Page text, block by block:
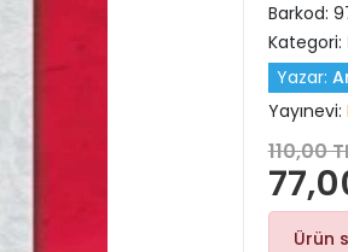
Barkod:
Kategori:
Yazar:
Yayınevi:
110,00
Ürün